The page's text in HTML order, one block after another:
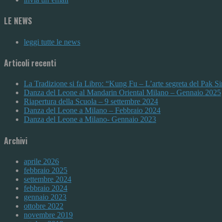
LE NEWS
leggi tutte le news
Articoli recenti
La Tradizione si fa Libro: “Kung Fu – L’arte segreta del Pak
Danza del Leone al Mandarin Oriental Milano – Gennaio 2025
Riapertura della Scuola – 9 settembre 2024
Danza del Leone a Milano – Febbraio 2024
Danza del Leone a Milano- Gennaio 2023
Archivi
aprile 2026
febbraio 2025
settembre 2024
febbraio 2024
gennaio 2023
ottobre 2022
novembre 2019